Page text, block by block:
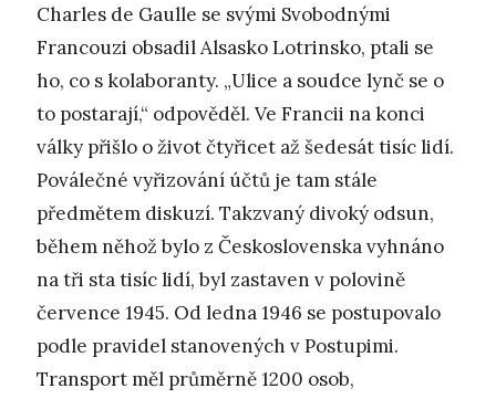
Charles de Gaulle se svými Svobodnými
Francouzi obsadil Alsasko Lotrinsko, ptali se
ho, co s kolaboranty. „Ulice a soudce lynč se o
to postarají,“ odpověděl. Ve Francii na konci
války přišlo o život čtyřicet až šedesát tisíc lidí.
Poválečné vyřizování účtů je tam stále
předmětem diskuzí. Takzvaný divoký odsun,
během něhož bylo z Československa vyhnáno
na tři sta tisíc lidí, byl zastaven v polovině
července 1945. Od ledna 1946 se postupovalo
podle pravidel stanovených v Postupimi.
Transport měl průměrně 1200 osob,